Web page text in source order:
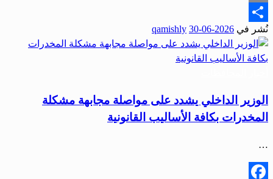
Email
Share
نُشر في 2026-06-30
qamishly
الوزير الداخلي يشدد على مواصلة مجابهة مشكلة
المخدرات بكافة الأساليب القانونية
…